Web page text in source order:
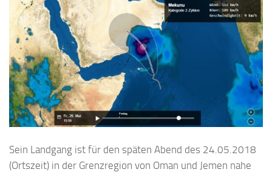
Sein Landgang ist für den späten Abend des 24.05.2018
(Ortszeit) in der Grenzregion von Oman und Jemen nahe